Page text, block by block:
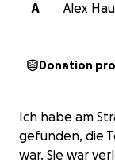
A
Alex
Donation
Ich habe am
gefunden, die
war. Sie war